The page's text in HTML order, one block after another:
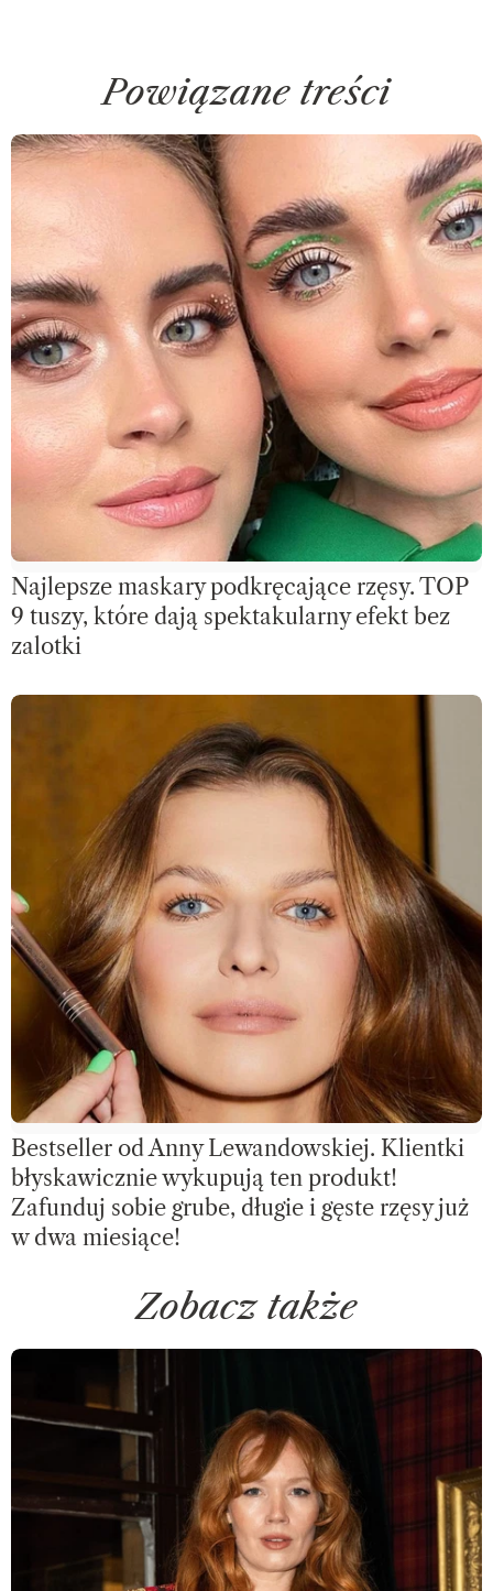
Powiązane treści
Najlepsze maskary podkręcające rzęsy. TOP
9 tuszy, które dają spektakularny efekt bez
zalotki
Bestseller od Anny Lewandowskiej. Klientki
błyskawicznie wykupują ten produkt!
Zafunduj sobie grube, długie i gęste rzęsy już
w dwa miesiące!
Zobacz także